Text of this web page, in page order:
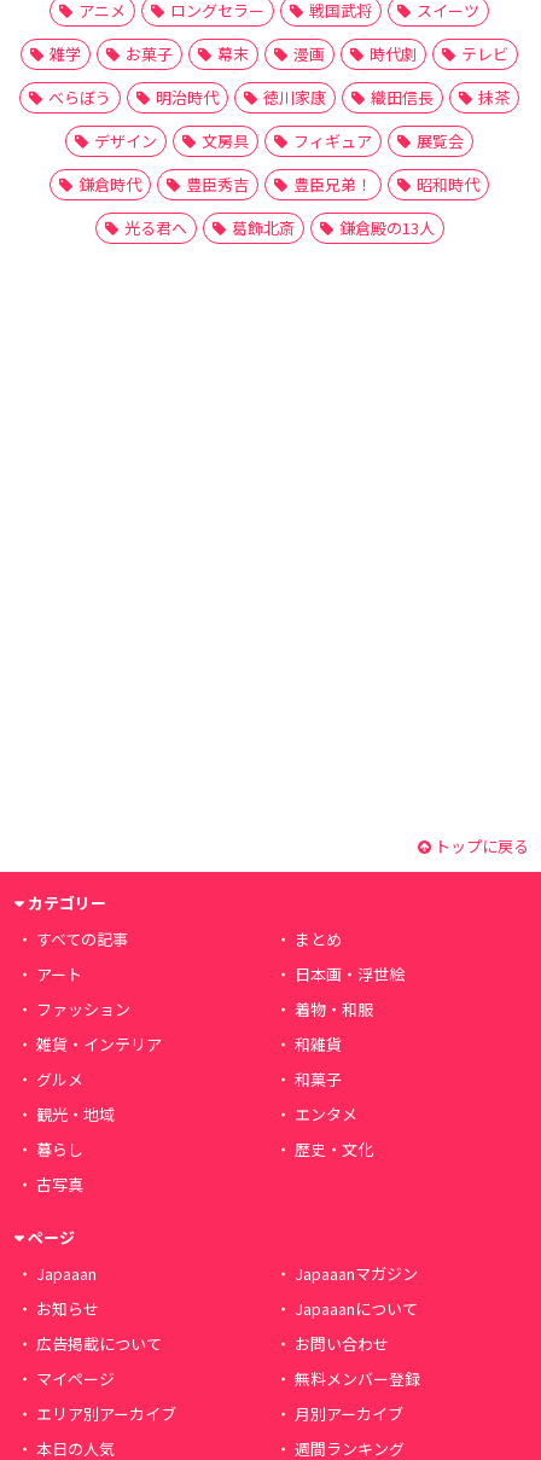
アニメ
ロングセラー 戦国武将
スイーツ
雑学
お菓子 幕末 漫画 時代劇
テレビ
べらぼう
明治時代 徳川家康 織田信長
抹茶
デザイン
文房具 フィギュア
展覧会
鎌倉時代
豊臣秀吉 豊臣兄弟！
昭和時代
光る君へ
葛飾北斎 鎌倉殿の13人
トップに戻る
カテゴリー
すべての記事
まとめ
アート
日本画・浮世絵
ファッション
着物・和服
雑貨・インテリア
和雑貨
グルメ
和菓子
観光・地域
エンタメ
暮らし
歴史・文化
古写真
ページ
Japaaan
Japaaanマガジン
お知らせ
Japaaanについて
広告掲載について
お問い合わせ
マイページ
無料メンバー登録
エリア別アーカイブ
月別アーカイブ
本日の人気
週間ランキング